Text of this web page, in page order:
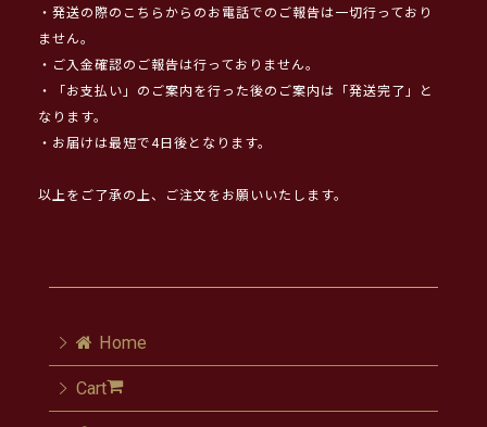
・発送の際のこちらからのお電話でのご報告は一切行っており
ません。
・ご入金確認のご報告は行っておりません。
・「お支払い」のご案内を行った後のご案内は「発送完了」と
なります。
・お届けは最短で4日後となります。
以上をご了承の上、ご注文をお願いいたします。
Home
Cart